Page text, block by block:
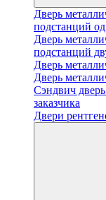
Дверь
подстанций
Дверь
подстанций
Дверь
Дверь
Cэндвич
заказчика
Двери